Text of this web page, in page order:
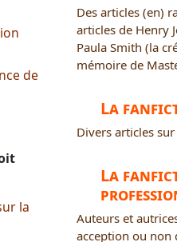
de
la
Des articles (en)
articles de Henry
Paula Smith (la
mémoire de
La
Divers articles
La
Auteurs et
acception ou non